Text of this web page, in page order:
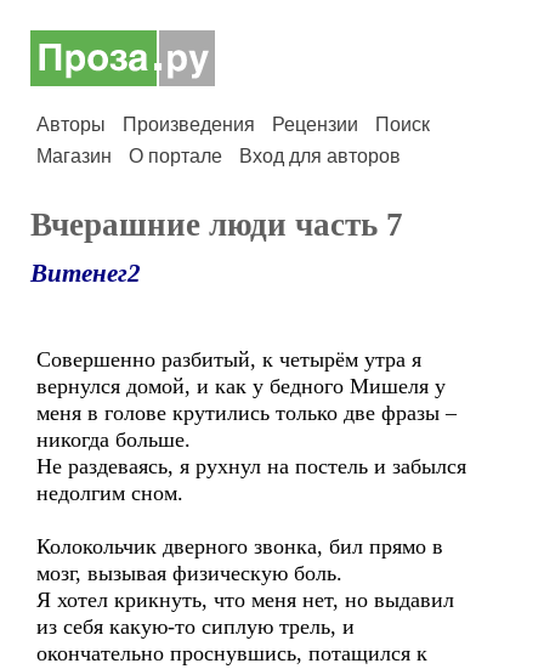
Авторы Произведения Рецензии
Поиск
Магазин
О портале Вход для авторов
Вчерашние люди часть 7
Витенег2
Совершенно разбитый, к четырём утра я
вернулся домой, и как у бедного Мишеля у
меня в голове крутились только две фразы –
никогда больше.
Не раздеваясь, я рухнул на постель и забылся
недолгим сном.
Колокольчик дверного звонка, бил прямо в
мозг, вызывая физическую боль.
Я хотел крикнуть, что меня нет, но выдавил
из себя какую-то сиплую трель, и
окончательно проснувшись, потащился к